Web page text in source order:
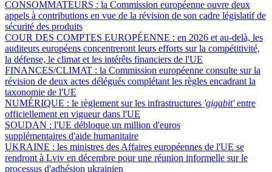
CONSOMMATEURS : la Commission européenne ouvre deux
appels à contributions en vue de la révision de son cadre législatif de
sécurité des produits
COUR DES COMPTES EUROPÉENNE : en 2026 et au-delà, les
auditeurs européens concentreront leurs efforts sur la compétitivité,
la défense, le climat et les intérêts financiers de l'UE
FINANCES/CLIMAT : la Commission européenne consulte sur la
révision de deux actes délégués complétant les règles encadrant la
taxonomie de l'UE
NUMÉRIQUE : le règlement sur les infrastructures 'gigabit'entre
officiellement en vigueur dans l'UE
SOUDAN : l'UE débloque un million d'euros
supplémentaires d'aide humanitaire
UKRAINE : les ministres des Affaires européennes de l'UE se
rendront à Lviv en décembre pour une réunion informelle sur le
processus d'adhésion ukrainien